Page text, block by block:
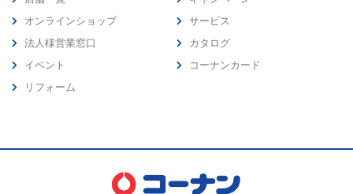
オンラインショップ
法人様営業窓口
イベント
リフォーム
サービス
カタログ
コーナンカード